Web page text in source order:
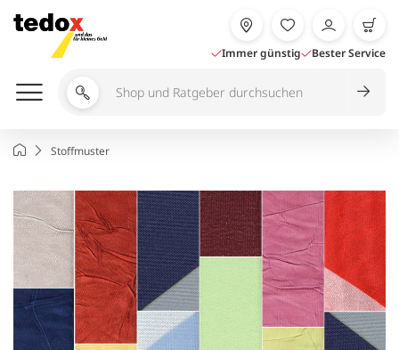
Inhalt
springen
Immer günstig Bester Service
Shop
Ratgeber
StartseiteStoffmuster